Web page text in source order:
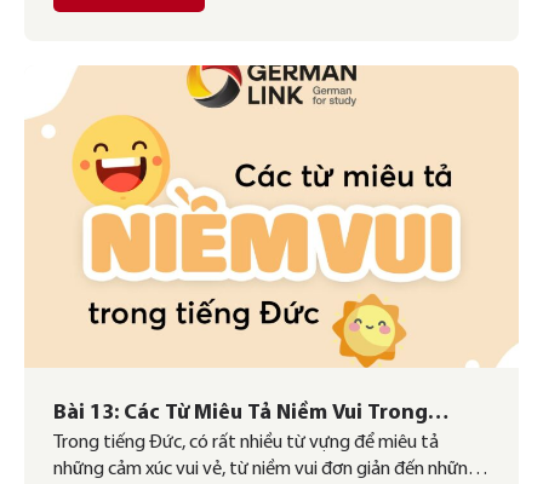
sắc thái trong câu. Vậy Modalpartikeln là gì? Chúng có
Bài 13: Các Từ Miêu Tả Niềm Vui Trong
Tiếng Đức
Trong tiếng Đức, có rất nhiều từ vựng để miêu tả
những cảm xúc vui vẻ, từ niềm vui đơn giản đến những